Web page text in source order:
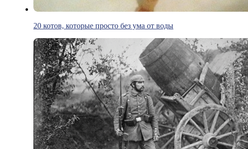
20 котов, которые просто без ума от воды